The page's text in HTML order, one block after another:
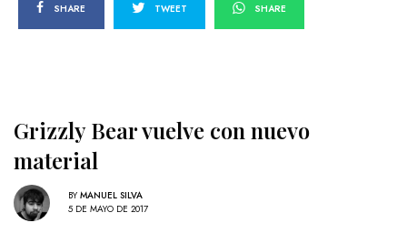
SHARE TWEET SHARE
Grizzly Bear vuelve con nuevo
material
BY MANUEL SILVA
5 DE MAYO DE 2017